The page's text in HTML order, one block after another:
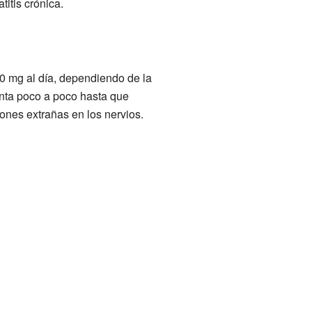
mg al día, dependiendo de la
poco a poco hasta que
extrañas en los nervios.